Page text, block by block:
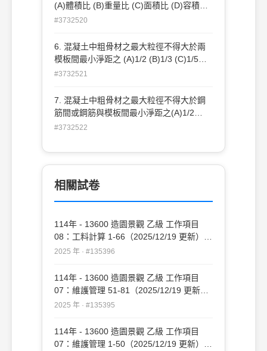
(A)體積比 (B)重量比 (C)面積比 (D)容積比
。
#3732520
6. 混凝土中粗骨材之最大粒徑不得大於兩
模板間最小淨距之 (A)1/2 (B)1/3 (C)1/5
(D)1/4 。
#3732521
7. 混凝土中粗骨材之最大粒徑不得大於鋼
筋間或鋼筋與模板間最小淨距之(A)1/2
(B)2/3 (C)3/4 (D)4/5 。
#3732522
相關試卷
114年 - 13600 造園景觀 乙級 工作項目
08：工料計算 1-66（2025/12/19 更新）
#135396
2025 年 · #135396
114年 - 13600 造園景觀 乙級 工作項目
07：維護管理 51-81（2025/12/19 更新）
#135395
2025 年 · #135395
114年 - 13600 造園景觀 乙級 工作項目
07：維護管理 1-50（2025/12/19 更新）